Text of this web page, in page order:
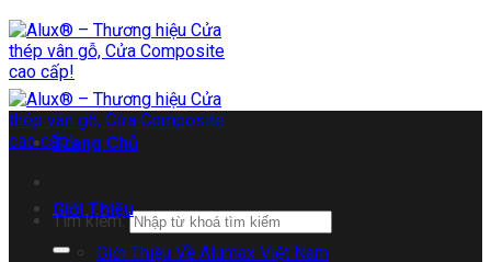
Tìm kiếm:
Trang Chủ
Giới Thiệu
Giới Thiệu Về Alumax Việt Nam